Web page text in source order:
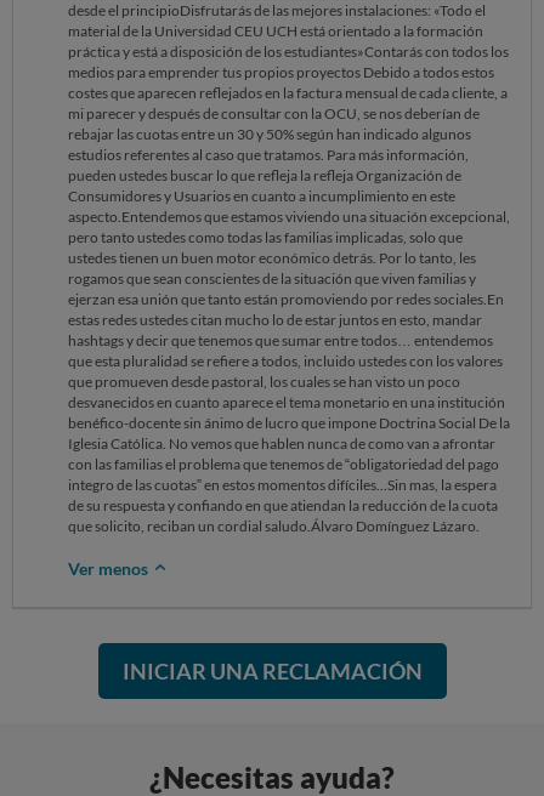
desde el principioDisfrutarás de las mejores instalaciones: «Todo el
material de la Universidad CEU UCH está orientado a la formación
práctica y está a disposición de los estudiantes»Contarás con todos los
medios para emprender tus propios proyectos Debido a todos estos
costes que aparecen reflejados en la factura mensual de cada cliente, a
mi parecer y después de consultar con la OCU, se nos deberían de
rebajar las cuotas entre un 30 y 50% según han indicado algunos
estudios referentes al caso que tratamos. Para más información,
pueden ustedes buscar lo que refleja la refleja Organización de
Consumidores y Usuarios en cuanto a incumplimiento en este
aspecto.Entendemos que estamos viviendo una situación excepcional,
pero tanto ustedes como todas las familias implicadas, solo que
ustedes tienen un buen motor económico detrás. Por lo tanto, les
rogamos que sean conscientes de la situación que viven familias y
ejerzan esa unión que tanto están promoviendo por redes sociales.En
estas redes ustedes citan mucho lo de estar juntos en esto, mandar
hashtags y decir que tenemos que sumar entre todos… entendemos
que esta pluralidad se refiere a todos, incluido ustedes con los valores
que promueven desde pastoral, los cuales se han visto un poco
desvanecidos en cuanto aparece el tema monetario en una institución
benéfico-docente sin ánimo de lucro que impone Doctrina Social De la
Iglesia Católica. No vemos que hablen nunca de como van a afrontar
con las familias el problema que tenemos de “obligatoriedad del pago
integro de las cuotas” en estos momentos difíciles...Sin mas, la espera
de su respuesta y confiando en que atiendan la reducción de la cuota
que solicito, reciban un cordial saludo.Álvaro Domínguez Lázaro.
Ver menos
INICIAR UNA RECLAMACIÓN
¿Necesitas ayuda?